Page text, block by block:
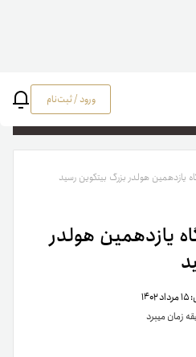
ورود / ثبت‌نام
یازدهمین هولدر بزرگ بیتکوین رسید
یازدهمین هولدر
۱۵ مرداد ۱۴۰۲